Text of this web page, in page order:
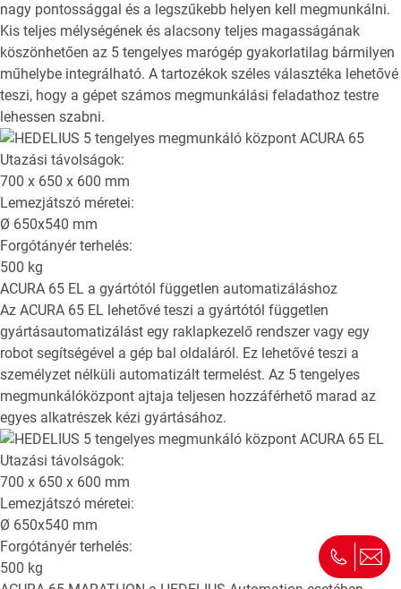
nagy pontossággal és a legszűkebb helyen kell megmunkálni.
Kis teljes mélységének és alacsony teljes magasságának
köszönhetően az 5 tengelyes marógép gyakorlatilag bármilyen
műhelybe integrálható. A tartozékok széles választéka lehetővé
teszi, hogy a gépet számos megmunkálási feladathoz testre
lehessen szabni.
Utazási távolságok:
700 x 650 x 600 mm
Lemezjátszó méretei:
Ø 650x540 mm
Forgótányér terhelés:
500 kg
ACURA 65 EL a gyártótól független automatizáláshoz
Az ACURA 65 EL lehetővé teszi a gyártótól független
gyártásautomatizálást egy raklapkezelő rendszer vagy egy
robot segítségével a gép bal oldaláról. Ez lehetővé teszi a
személyzet nélküli automatizált termelést. Az 5 tengelyes
megmunkálóközpont ajtaja teljesen hozzáférhető marad az
egyes alkatrészek kézi gyártásához.
Utazási távolságok:
700 x 650 x 600 mm
Lemezjátszó méretei:
Ø 650x540 mm
Forgótányér terhelés:
500 kg